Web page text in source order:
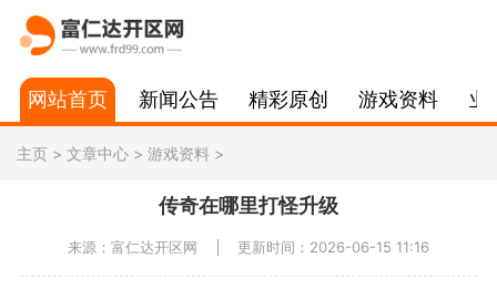
网站首页 新闻公告 精彩原创 游戏资料 业
主页 > 文章中心 > 游戏资料 >
传奇在哪里打怪升级
来源：富仁达开区网 更新时间：2026-06-15 11:16